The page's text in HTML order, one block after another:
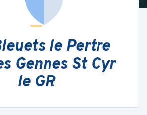
le Pertre
Gennes St Cyr
le GR